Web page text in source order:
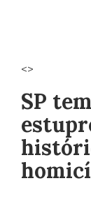
<>
SP